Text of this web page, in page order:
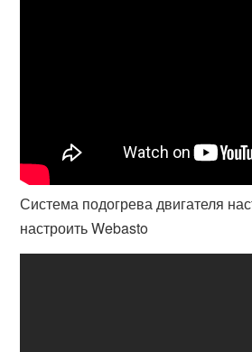
Система подогрева двигателя
настроить Webasto